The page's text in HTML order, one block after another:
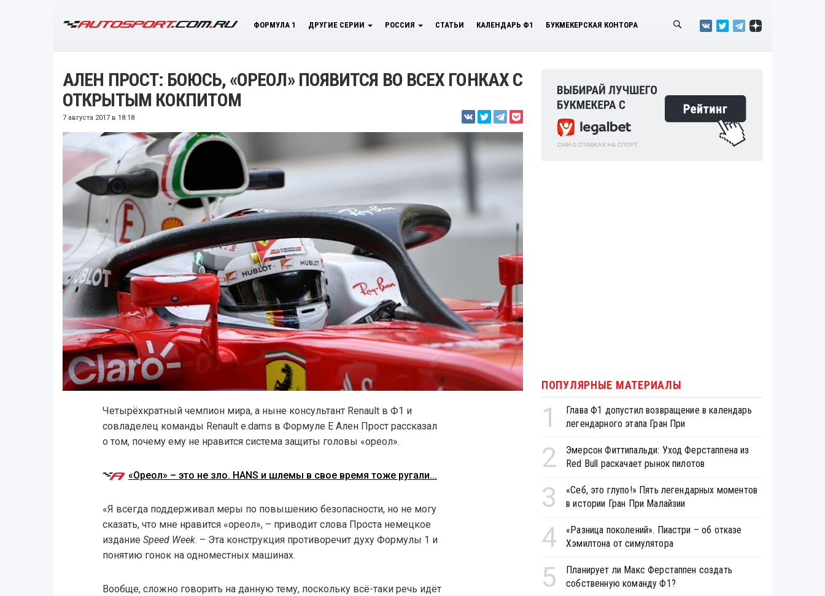
ФОРМУЛА 1 ДРУГИЕ СЕРИИ РОССИЯ СТАТЬИ КАЛЕНДАРЬ Ф1 БУКМЕКЕРСКАЯ КОНТОРА
АЛЕН ПРОСТ: БОЮСЬ, «ОРЕОЛ» ПОЯВИТСЯ ВО ВСЕХ ГОНКАХ С
ОТКРЫТЫМ КОКПИТОМ
7 августа 2017 в 18:18
Четырёхкратный чемпион мира, а ныне консультант Renault в Ф1 и
совладелец команды Renault e.dams в Формуле E Ален Прост рассказал
о том, почему ему не нравится система защиты головы «ореол».
«Ореол» – это не зло. HANS и шлемы в свое время тоже ругали...
«Я всегда поддерживал меры по повышению безопасности, но не могу
сказать, что мне нравится «ореол», – приводит слова Проста немецкое
издание Speed Week. – Эта конструкция противоречит духу Формулы 1 и
понятию гонок на одноместных машинах.
Вообще, сложно говорить на данную тему, поскольку всё-таки речь идёт
ПОПУЛЯРНЫЕ МАТЕРИАЛЫ
1
Глава Ф1 допустил возвращение в календарь
легендарного этапа Гран При
2
Эмерсон Фиттипальди: Уход Ферстаппена из
Red Bull раскачает рынок пилотов
3
«Себ, это глупо!» Пять легендарных моментов
в истории Гран При Малайзии
4
«Разница поколений». Пиастри – об отказе
Хэмилтона от симулятора
5
Планирует ли Макс Ферстаппен создать
собственную команду Ф1?